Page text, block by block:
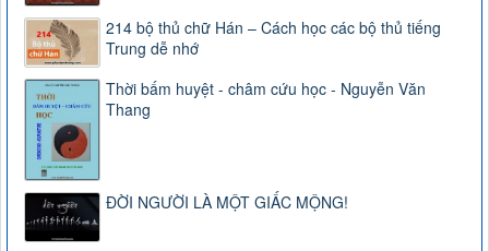
214 bộ thủ chữ Hán – Cách học các bộ thủ tiếng
Trung dễ nhớ
Thời bấm huyệt - châm cứu học - Nguyễn Văn
Thang
ĐỜI NGƯỜI LÀ MỘT GIẤC MỘNG!